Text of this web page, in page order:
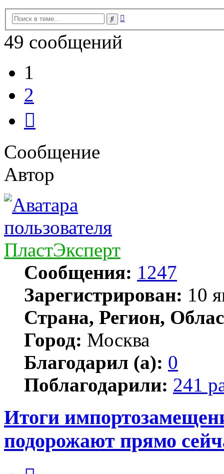
Поиск
49 сообщений
1
2
Сообщение
Автор
ПластЭксперт
Сообщения: 1247
Зарегистрирован: 10
Страна, Регион,
Город: Москва
Благодарил (а): 0
Поблагодарили: 241
Итоги
подорожают прямо